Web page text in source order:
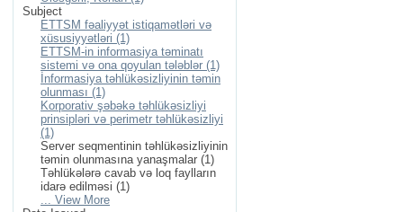
Subject
ETTSM fəaliyyət istiqamətləri və
xüsusiyyətləri (1)
ETTSM-in informasiya təminatı
sistemi və ona qoyulan tələblər (1)
İnformasiya təhlükəsizliyinin təmin
olunması (1)
Korporativ şəbəkə təhlükəsizliyi
prinsipləri və perimetr təhlükəsizliyi
(1)
Server seqmentinin təhlükəsizliyinin
təmin olunmasına yanaşmalar (1)
Təhlükələrə cavab və loq faylların
idarə edilməsi (1)
... View More